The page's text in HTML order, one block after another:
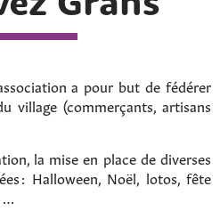
a pour but de fédérer
village (commerçants, artisans
la mise en place de diverses
: Halloween, Noël, lotos, fête